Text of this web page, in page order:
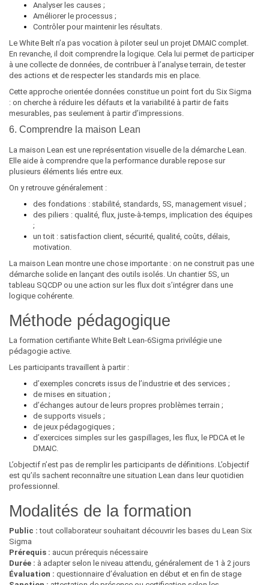
Analyser les causes ;
Améliorer le processus ;
Contrôler pour maintenir les résultats.
Le White Belt n’a pas vocation à piloter seul un projet DMAIC complet.
En revanche, il doit comprendre la logique. Cela lui permet de participer
à une collecte de données, de contribuer à l’analyse terrain, de tester
des actions et de respecter les standards mis en place.
Cette approche orientée données constitue un point fort du Six Sigma
: on cherche à réduire les défauts et la variabilité à partir de faits
mesurables, pas seulement à partir d’impressions.
6. Comprendre la maison Lean
La maison Lean est une représentation visuelle de la démarche Lean.
Elle aide à comprendre que la performance durable repose sur
plusieurs éléments liés entre eux.
On y retrouve généralement :
des fondations : stabilité, standards, 5S, management visuel ;
des piliers : qualité, flux, juste-à-temps, implication des équipes
;
un toit : satisfaction client, sécurité, qualité, coûts, délais,
motivation.
La maison Lean montre une chose importante : on ne construit pas une
démarche solide en lançant des outils isolés. Un chantier 5S, un
tableau SQCDP ou une action sur les flux doit s’intégrer dans une
logique cohérente.
Méthode pédagogique
La formation certifiante White Belt Lean-6Sigma privilégie une
pédagogie active.
Les participants travaillent à partir :
d’exemples concrets issus de l’industrie et des services ;
de mises en situation ;
d’échanges autour de leurs propres problèmes terrain ;
de supports visuels ;
de jeux pédagogiques ;
d’exercices simples sur les gaspillages, les flux, le PDCA et le
DMAIC.
L’objectif n’est pas de remplir les participants de définitions. L’objectif
est qu’ils sachent reconnaître une situation Lean dans leur quotidien
professionnel.
Modalités de la formation
Public : tout collaborateur souhaitant découvrir les bases du Lean Six
Sigma
Prérequis : aucun prérequis nécessaire
Durée : à adapter selon le niveau attendu, généralement de 1 à 2 jours
Évaluation : questionnaire d’évaluation en début et en fin de stage